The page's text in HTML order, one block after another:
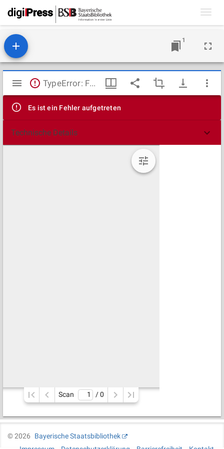
1
Mirador
Viewer
TypeError: Failed to fetch
Es ist ein Fehler aufgetreten
Technische Details
Scan / 0
©2026
Bayerische Staatsbibliothek